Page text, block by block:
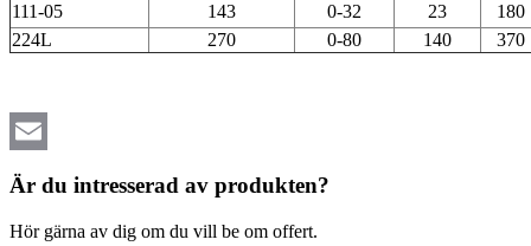
111-05
143 0-32 23
180
224L
270 0-80 140 370
Email
Är du intresserad av produkten?
Hör gärna av dig om du vill be om offert.